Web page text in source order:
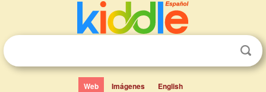
Web Imágenes English